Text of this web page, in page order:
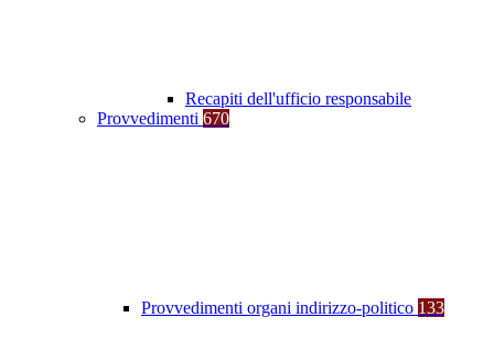
Recapiti dell'ufficio responsabile
Provvedimenti 670
Provvedimenti organi indirizzo-politico 133